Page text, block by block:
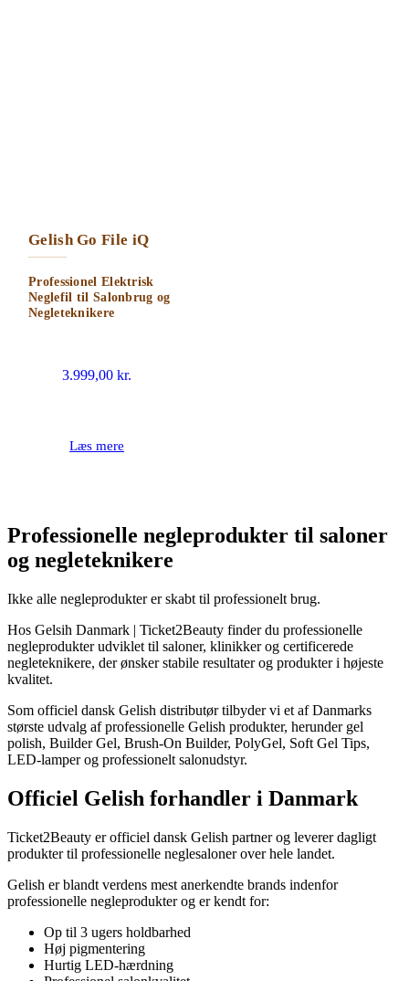
Gelish Go File iQ
Professionel Elektrisk
Neglefil til Salonbrug og
Negleteknikere
3.999,00 kr.
Læs mere
Professionelle negleprodukter til saloner
og negleteknikere
Ikke alle negleprodukter er skabt til professionelt brug.
Hos Gelsih Danmark | Ticket2Beauty finder du professionelle
negleprodukter udviklet til saloner, klinikker og certificerede
negleteknikere, der ønsker stabile resultater og produkter i højeste
kvalitet.
Som officiel dansk Gelish distributør tilbyder vi et af Danmarks
største udvalg af professionelle Gelish produkter, herunder gel
polish, Builder Gel, Brush-On Builder, PolyGel, Soft Gel Tips,
LED-lamper og professionelt salonudstyr.
Officiel Gelish forhandler i Danmark
Ticket2Beauty er officiel dansk Gelish partner og leverer dagligt
produkter til professionelle neglesaloner over hele landet.
Gelish er blandt verdens mest anerkendte brands indenfor
professionelle negleprodukter og er kendt for:
Op til 3 ugers holdbarhed
Høj pigmentering
Hurtig LED-hærdning